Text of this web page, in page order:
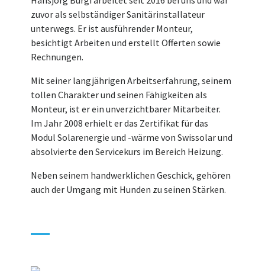
zuvor als selbständiger Sanitärinstallateur
unterwegs. Er ist ausführender Monteur,
besichtigt Arbeiten und erstellt Offerten sowie
Rechnungen.
Mit seiner langjährigen Arbeitserfahrung, seinem
tollen Charakter und seinen Fähigkeiten als
Monteur, ist er ein unverzichtbarer Mitarbeiter.
Im Jahr 2008 erhielt er das Zertifikat für das
Modul Solarenergie und -wärme von Swissolar und
absolvierte den Servicekurs im Bereich Heizung.
Neben seinem handwerklichen Geschick, gehören
auch der Umgang mit Hunden zu seinen Stärken.